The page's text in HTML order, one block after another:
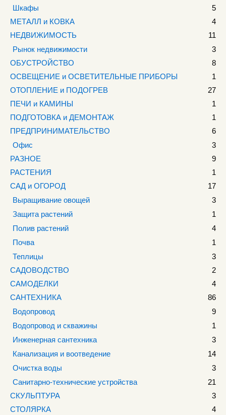
Шкафы
5
МЕТАЛЛ и КОВКА
4
НЕДВИЖИМОСТЬ
11
Рынок недвижимости
3
ОБУСТРОЙСТВО
8
ОСВЕЩЕНИЕ и ОСВЕТИТЕЛЬНЫЕ ПРИБОРЫ
1
ОТОПЛЕНИЕ и ПОДОГРЕВ
27
ПЕЧИ и КАМИНЫ
1
ПОДГОТОВКА и ДЕМОНТАЖ
1
ПРЕДПРИНИМАТЕЛЬСТВО
6
Офис
3
РАЗНОЕ
9
РАСТЕНИЯ
1
САД и ОГОРОД
17
Выращивание овощей
3
Защита растений
1
Полив растений
4
Почва
1
Теплицы
3
САДОВОДСТВО
2
САМОДЕЛКИ
4
САНТЕХНИКА
86
Водопровод
9
Водопровод и скважины
1
Инженерная сантехника
3
Канализация и воотведение
14
Очистка воды
3
Санитарно-технические устройства
21
СКУЛЬПТУРА
3
СТОЛЯРКА
4